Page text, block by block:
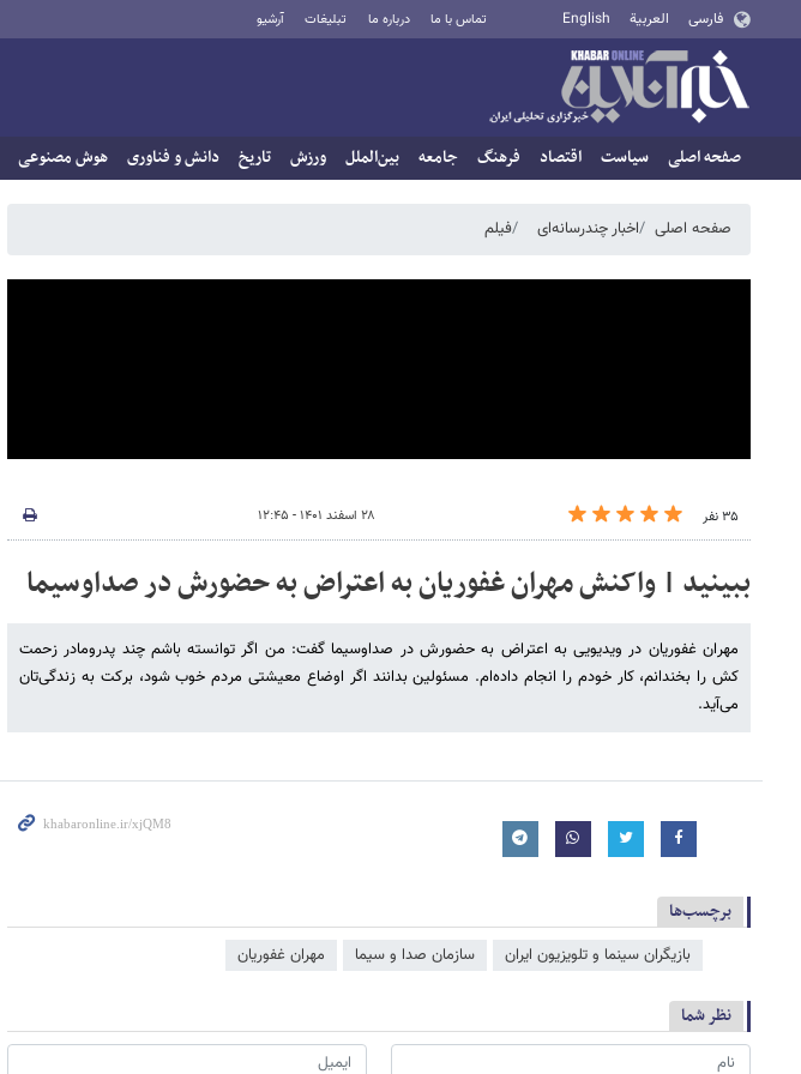
فارسی العربية English تماس با ما درباره ما تبلیغات آرشیو
صفحه اصلی سیاست اقتصاد فرهنگ جامعه بین‌الملل ورزش تاریخ دانش و فناوری هوش مصنوعی
صفحه اصلی اخبار چندرسانه‌ای فیلم
۳۵ نفر ۲۸ اسفند ۱۴۰۱ - ۱۲:۴۵
ببینید | واکنش مهران غفوریان به اعتراض به حضورش در صداوسیما
مهران غفوریان در ویدیویی به اعتراض به حضورش در صداوسیما گفت: من اگر توانسته باشم چند پدرومادر زحمت
کش را بخندانم، کار خودم را انجام داده‌ام. مسئولین بدانند اگر اوضاع معیشتی مردم خوب شود، برکت به زندگی‌تان
می‌آید.
برچسب‌ها
بازیگران سینما و تلویزیون ایران سازمان صدا و سیما مهران غفوریان
نظر شما